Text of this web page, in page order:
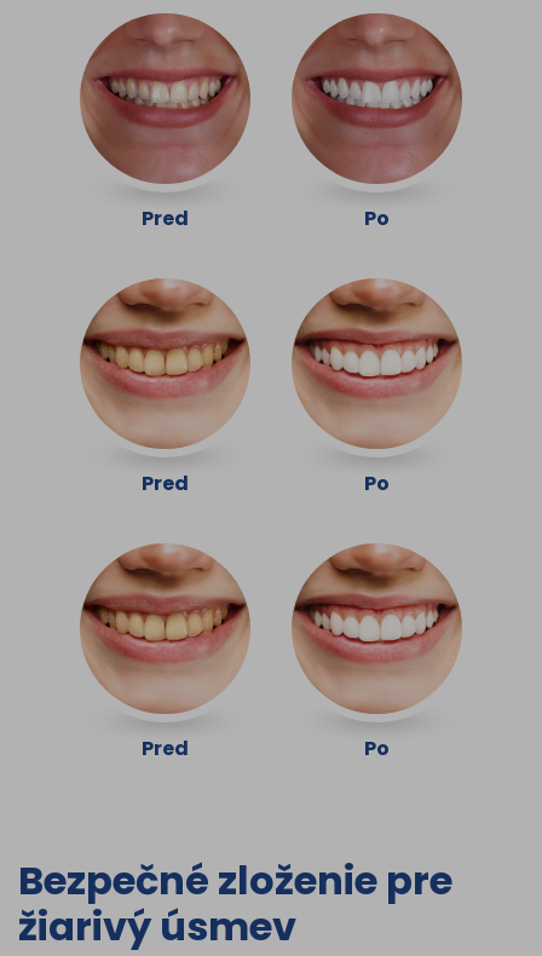
Pred Po
Pred Po
Pred Po
Bezpečné zloženie pre
žiarivý úsmev